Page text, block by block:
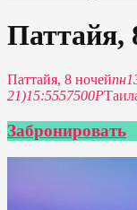
Паттайя,
Паттайя, 8 ночейпн
21)15:5557500Р
Забронировать